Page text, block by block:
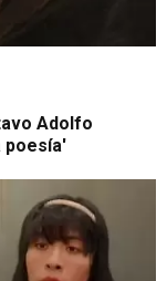
Adolfo
poesía'